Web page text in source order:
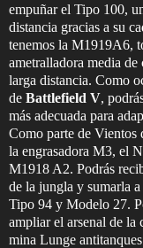
empuñar el Tipo 100,
distancia gracias a su
tenemos la M1919A6,
ametralladora media
larga distancia. Como
de Battlefield V,
más adecuada para
Como parte de Vientos
la engrasadora M3, el
M1918 A2. Podrás
de la jungla y sumarla
Tipo 94 y Modelo 27.
ampliar el arsenal de
mina Lunge